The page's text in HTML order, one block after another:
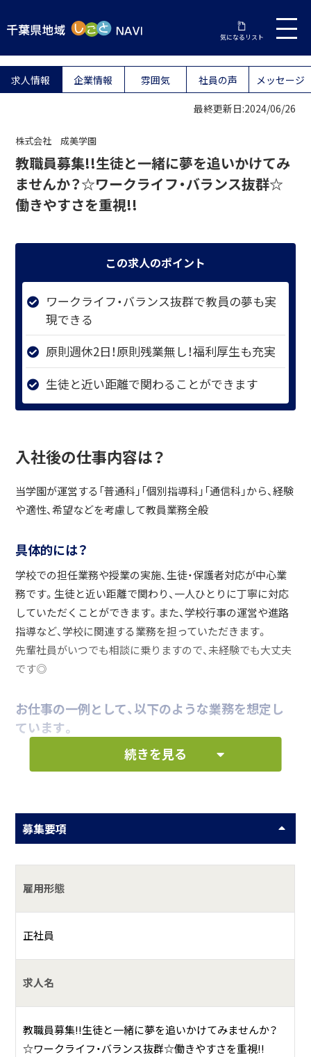
気になるリスト
求人情報 企業情報 雰囲気 社員の声 メッセージ
最終更新日:2024/06/26
株式会社 成美学園
教職員募集!!生徒と一緒に夢を追いかけてみ
ませんか？☆ワークライフ・バランス抜群☆
働きやすさを重視!!
この求人のポイント
ワークライフ・バランス抜群で教員の夢も実
現できる
原則週休2日！原則残業無し！福利厚生も充実
生徒と近い距離で関わることができます
入社後の仕事内容は？
当学園が運営する「普通科」「個別指導科」「通信科」から、経験
や適性、希望などを考慮して教員業務全般
具体的には？
学校での担任業務や授業の実施、生徒・保護者対応が中心業
務です。生徒と近い距離で関わり、一人ひとりに丁寧に対応
していただくことができます。また、学校行事の運営や進路
指導など、学校に関連する業務を担っていただきます。
先輩社員がいつでも相談に乗りますので、未経験でも大丈夫
です◎
お仕事の一例として、以下のような業務を想定し
ています。
【普通科】午前中は少人数制のクラス授業／午後は各
【個別指導科】午前中の空いているコマで個別ブース
でレポートの指導を実施します。
何をしている会社？
思いで開校した通信制高校サポート校です。生徒・利用者一
人ひとりの個性を尊重しながら同じ目線で「夢」を応援する
新しいスタイルの学園です。
通信制高校のサポート校と放課後等デイサービスを運営し
続きを見る
募集要項
雇用形態
正社員
求人名
教職員募集!!生徒と一緒に夢を追いかけてみませんか？
☆ワークライフ・バランス抜群☆働きやすさを重視!!